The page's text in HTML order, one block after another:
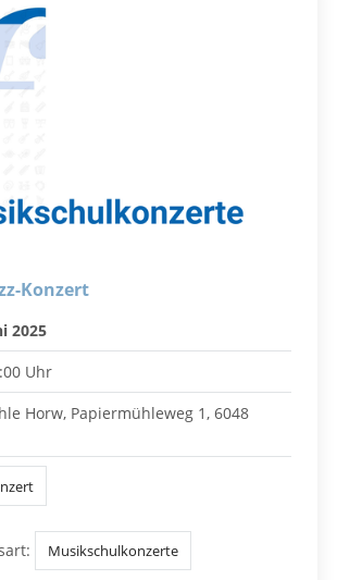
Konzert
2025
Uhr
Horw, Papiermühleweg 1, 6048
Musikschulkonzerte